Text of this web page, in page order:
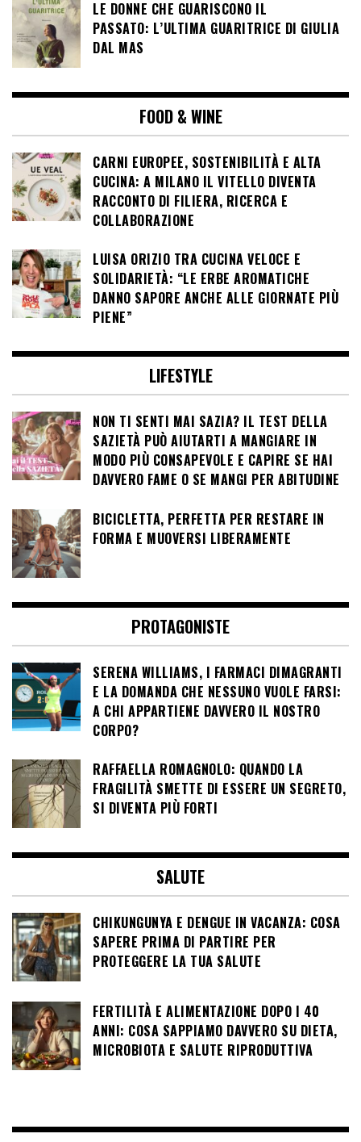
LE DONNE CHE GUARISCONO IL
PASSATO: L’ULTIMA GUARITRICE DI GIULIA
DAL MAS
FOOD & WINE
CARNI EUROPEE, SOSTENIBILITÀ E ALTA
CUCINA: A MILANO IL VITELLO DIVENTA
RACCONTO DI FILIERA, RICERCA E
COLLABORAZIONE
LUISA ORIZIO TRA CUCINA VELOCE E
SOLIDARIETÀ: “LE ERBE AROMATICHE
DANNO SAPORE ANCHE ALLE GIORNATE PIÙ
PIENE”
LIFESTYLE
NON TI SENTI MAI SAZIA? IL TEST DELLA
SAZIETÀ PUÒ AIUTARTI A MANGIARE IN
MODO PIÙ CONSAPEVOLE E CAPIRE SE HAI
DAVVERO FAME O SE MANGI PER ABITUDINE
BICICLETTA, PERFETTA PER RESTARE IN
FORMA E MUOVERSI LIBERAMENTE
PROTAGONISTE
SERENA WILLIAMS, I FARMACI DIMAGRANTI
E LA DOMANDA CHE NESSUNO VUOLE FARSI:
A CHI APPARTIENE DAVVERO IL NOSTRO
CORPO?
RAFFAELLA ROMAGNOLO: QUANDO LA
FRAGILITÀ SMETTE DI ESSERE UN SEGRETO,
SI DIVENTA PIÙ FORTI
SALUTE
CHIKUNGUNYA E DENGUE IN VACANZA: COSA
SAPERE PRIMA DI PARTIRE PER
PROTEGGERE LA TUA SALUTE
FERTILITÀ E ALIMENTAZIONE DOPO I 40
ANNI: COSA SAPPIAMO DAVVERO SU DIETA,
MICROBIOTA E SALUTE RIPRODUTTIVA